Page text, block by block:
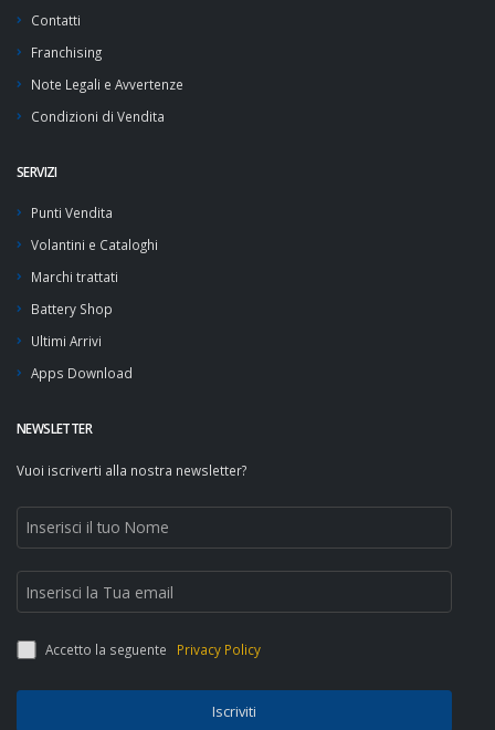
Contatti
Franchising
Note Legali e Avvertenze
Condizioni di Vendita
SERVIZI
Punti Vendita
Volantini e Cataloghi
Marchi trattati
Battery Shop
Ultimi Arrivi
Apps Download
NEWSLETTER
Vuoi iscriverti alla nostra newsletter?
Accetto la seguente Privacy Policy
Iscriviti